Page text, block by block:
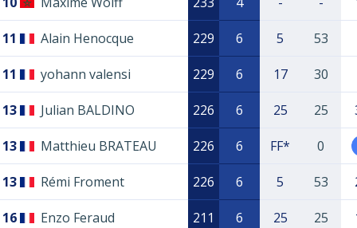
11 Alain Henocque 229 6 5 53
11 yohann valensi 229 6 17 30
13 Julian BALDINO 226 6 25 25
13 Matthieu BRATEAU 226 6 FF* 0
13 Rémi Froment 226 6 5 53
16 Enzo Feraud 211 6 25 25